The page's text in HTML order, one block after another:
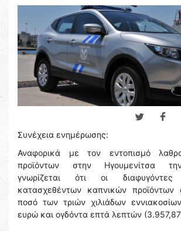
Συνέχεια ενημέρωσης:
Αναφορικά με τον εντοπισμό
προϊόντων στην Ηγουμενίτσα
γνωρίζεται ότι οι
κατασχεθέντων καπνικών προϊόντων
ποσό των τριών χιλιάδων
ευρώ και ογδόντα επτά λεπτών